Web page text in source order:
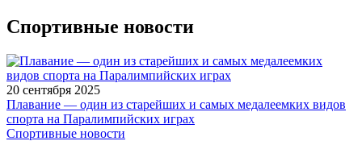
Спортивные новости
20 сентября 2025
Плавание — один из старейших и самых медалеемких видов
спорта на Паралимпийских играх
Спортивные новости